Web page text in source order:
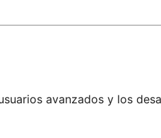
avanzados y los